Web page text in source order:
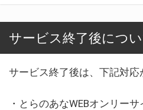
サービス終了後につ
サービス終了後は、下記対応
・とらのあなWEBオンリー